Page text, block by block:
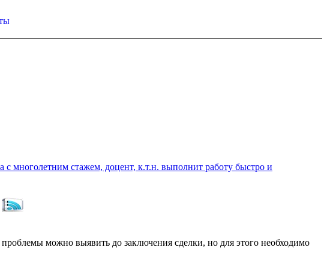
многолетним стажем, доцент, к.т.н. выполнит работу быстро и
можно выявить до заключения сделки, но для этого необходимо